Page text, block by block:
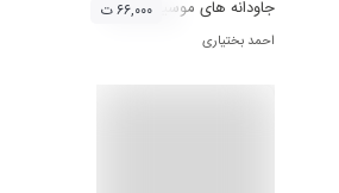
جاودانه های موسیقی مازندران 2 (احمد بختیاری)
احمد بختیاری
۶۶,۰۰۰ ت